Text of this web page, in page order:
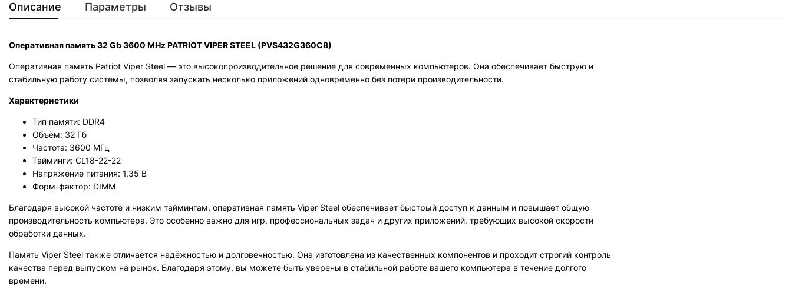
Описание Параметры Отзывы
Оперативная память 32 Gb 3600 MHz PATRIOT VIPER STEEL (PVS432G360C8)
Оперативная память Patriot Viper Steel — это высокопроизводительное решение для современных компьютеров. Она обеспечивает быструю и
стабильную работу системы, позволяя запускать несколько приложений одновременно без потери производительности.
Характеристики
Тип памяти: DDR4
Объём: 32 Гб
Частота: 3600 МГц
Тайминги: CL18-22-22
Напряжение питания: 1,35 В
Форм-фактор: DIMM
Благодаря высокой частоте и низким таймингам, оперативная память Viper Steel обеспечивает быстрый доступ к данным и повышает общую
производительность компьютера. Это особенно важно для игр, профессиональных задач и других приложений, требующих высокой скорости
обработки данных.
Память Viper Steel также отличается надёжностью и долговечностью. Она изготовлена из качественных компонентов и проходит строгий контроль
качества перед выпуском на рынок. Благодаря этому, вы можете быть уверены в стабильной работе вашего компьютера в течение долгого
времени.